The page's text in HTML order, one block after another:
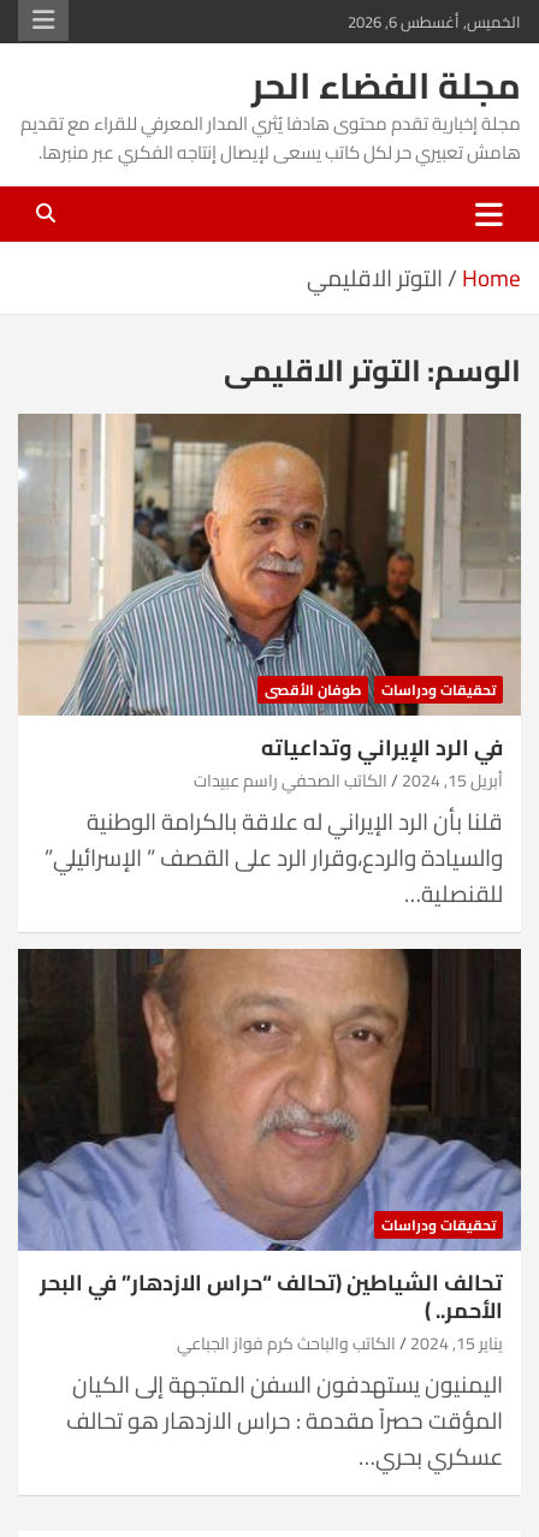
Skip
to
content
الخميس, أغسطس 6, 2026
مجلة الفضاء الحر
مجلة إخبارية تقدم محتوى هادفا يُثري المدار المعرفي للقراء مع تقديم
هامش تعبيري حر لكل كاتب يسعى لإيصال إنتاجه الفكري عبر منبرها.
Home التوتر الاقليمي
الوسم:التوتر الاقليمي
تحقيقات ودراسات طوفان الأقصى
في الرد الإيراني وتداعياته
أبريل 15, 2024 الكاتب الصحفي راسم عبيدات
قلنا بأن الرد الإيراني له علاقة بالكرامة الوطنية
والسيادة والردع،وقرار الرد على القصف ” الإسرائيلي”
للقنصلية…
تحقيقات ودراسات
تحالف الشياطين (تحالف “حراس الازدهار” في البحر
الأحمر.. )
يناير 15, 2024 الكاتب والباحث كرم فواز الجباعي
اليمنيون يستهدفون السفن المتجهة إلى الكيان
المؤقت حصراً مقدمة : حراس الازدهار هو تحالف
عسكري بحري…